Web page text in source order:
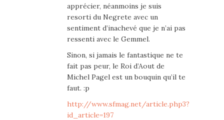
apprécier, néanmoins je suis
resorti du Negrete avec un
sentiment d’inachevé que je n’ai pas
ressenti avec le Gemmel.
Sinon, si jamais le fantastique ne te
fait pas peur, le Roi d’Aout de
Michel Pagel est un bouquin qu’il te
faut. :p
http://www.sfmag.net/article.php3?
id_article=197